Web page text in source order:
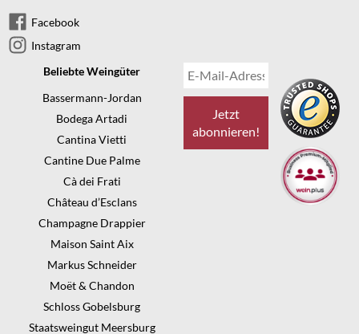
Facebook
Instagram
Beliebte Weingüter
Bassermann-Jordan
Bodega Artadi
Cantina Vietti
Cantine Due Palme
Cà dei Frati
Château d’Esclans
Champagne Drappier
Maison Saint Aix
Markus Schneider
Moët & Chandon
Schloss Gobelsburg
Staatsweingut Meersburg